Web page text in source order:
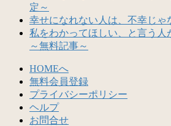
定～
幸せになれない人は、不幸じ
私をわかってほしい、と言う人
～無料記事～
HOMEへ
無料会員登録
プライバシーポリシー
ヘルプ
お問合せ